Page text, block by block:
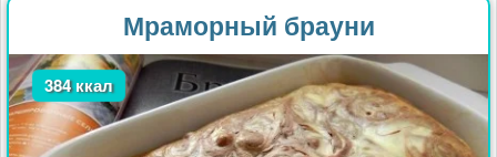
Мраморный брауни
384 ккал